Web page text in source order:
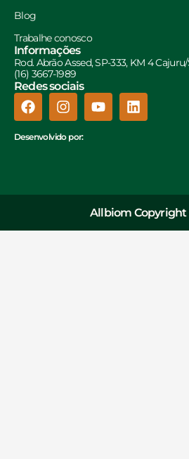
Blog
Trabalhe conosco
Informações
Rod. Abrão Assed, SP-333, KM 4
(16) 3667-1989
Redes sociais
Desenvolvido por:
Allbiom Copyright